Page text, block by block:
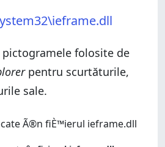
folosite de
pentru scurtăturile,
sale.